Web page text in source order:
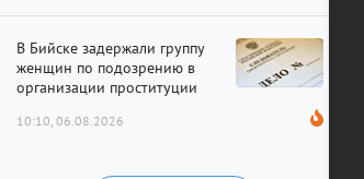
В Бийске задержали группу
женщин по подозрению в
организации проституции
10:10, 06.08.2026